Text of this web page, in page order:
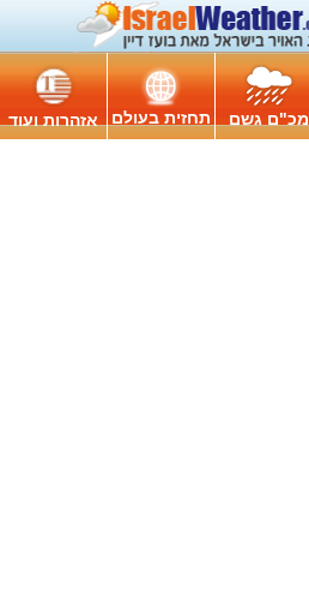
מכ"ם גשם תחזית בעולם אזהרות ועוד